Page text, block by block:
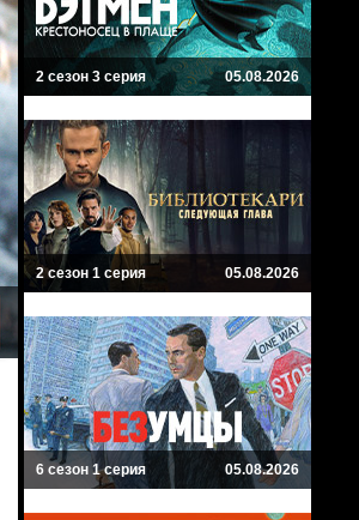
2 сезон 3 серия 05.08.2026
2 сезон 1 серия 05.08.2026
6 сезон 1 серия 05.08.2026